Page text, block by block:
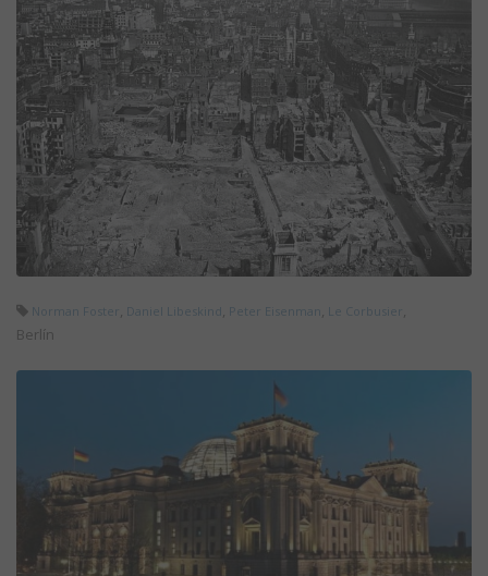
Norman Foster , Daniel Libeskind, Peter Eisenman, Le Corbusier ,
Berlín